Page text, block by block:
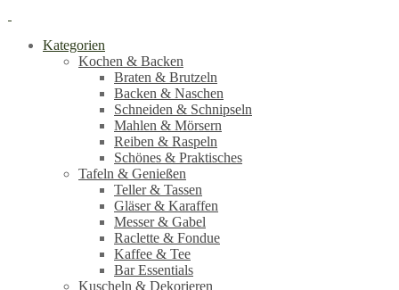
Kategorien
Kochen & Backen
Braten & Brutzeln
Backen & Naschen
Schneiden & Schnipseln
Mahlen & Mörsern
Reiben & Raspeln
Schönes & Praktisches
Tafeln & Genießen
Teller & Tassen
Gläser & Karaffen
Messer & Gabel
Raclette & Fondue
Kaffee & Tee
Bar Essentials
Kuscheln & Dekorieren